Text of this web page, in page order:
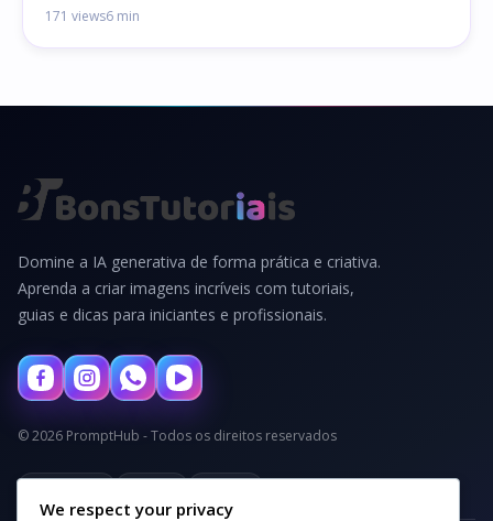
171 views6 min
Domine a IA generativa de forma prática e criativa.
Aprenda a criar imagens incríveis com tutoriais,
guias e dicas para iniciantes e profissionais.
© 2026 PromptHub - Todos os direitos reservados
We respect your privacy